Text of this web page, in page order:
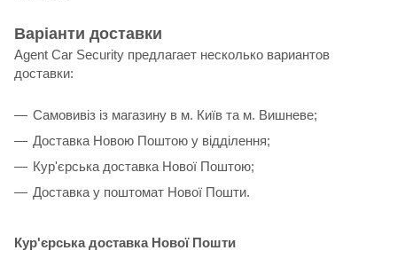
Варіанти доставки
Agent Car Security предлагает несколько вариантов
доставки:
Самовивіз із магазину в м. Київ та м. Вишневе;
Доставка Новою Поштою у відділення;
Кур'єрська доставка Нової Поштою;
Доставка у поштомат Нової Пошти.
Кур'єрська доставка Нової Пошти